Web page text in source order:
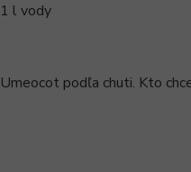
1 l vody
Umeocot podľa chuti. Kto